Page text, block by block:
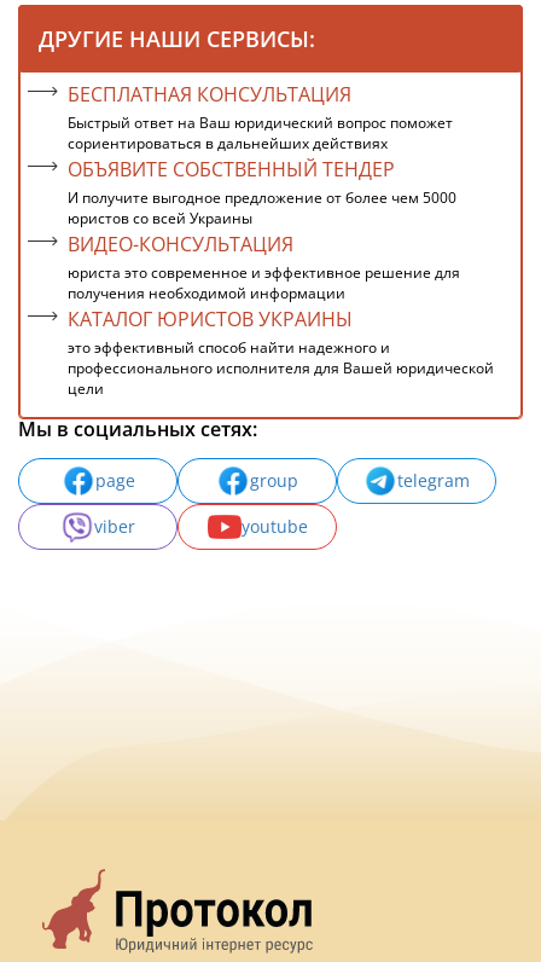
ДРУГИЕ НАШИ СЕРВИСЫ:
БЕСПЛАТНАЯ КОНСУЛЬТАЦИЯ
Быстрый ответ на Ваш юридический вопрос поможет
сориентироваться в дальнейших действиях
ОБЪЯВИТЕ СОБСТВЕННЫЙ ТЕНДЕР
И получите выгодное предложение от более чем 5000
юристов со всей Украины
ВИДЕО-КОНСУЛЬТАЦИЯ
юриста это современное и эффективное решение для
получения необходимой информации
КАТАЛОГ ЮРИСТОВ УКРАИНЫ
это эффективный способ найти надежного и
профессионального исполнителя для Вашей юридической
цели
Мы в социальных сетях:
page group
telegram
viber
youtube